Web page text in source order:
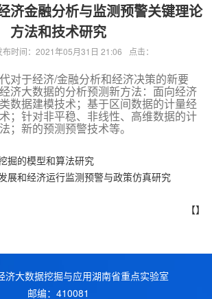
济金融分析与监测预警关键理论
方法和技术研究
布时间：2021年05月31日 21:06 点击：
对于经济/金融分析和经济决策的新要
济大数据的分析预测新方法：面向经济
数据建模技术；基于区间数据的计量经
；针对非平稳、非线性、高维数据的计
；新的预测预警技术等。
掘的模型和算法研究
展和经济运行监测预警与政策仿真研究
【】
济大数据挖掘与应用湖南省重点实验室
邮编：410081